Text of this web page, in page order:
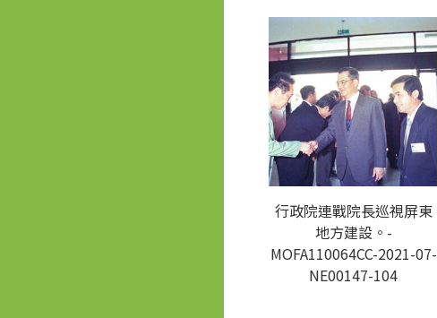
行政院連戰院長巡視屏東
地方建設。-
MOFA110064CC-2021-07-
NE00147-104